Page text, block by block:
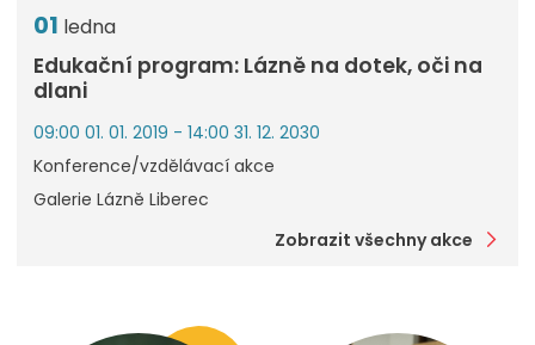
01 ledna
Edukační program: Lázně na dotek, oči na
dlani
09:00 01. 01. 2019 - 14:00 31. 12. 2030
Konference/vzdělávací akce
Galerie Lázně Liberec
Zobrazit všechny akce